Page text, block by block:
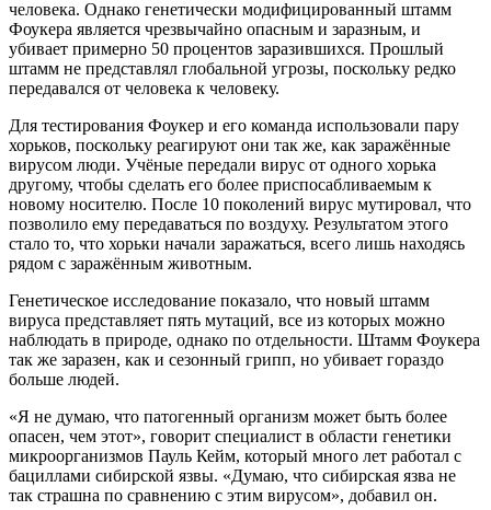
человека. Однако генетически модифицированный штамм
Фоукера является чрезвычайно опасным и заразным, и
убивает примерно 50 процентов заразившихся. Прошлый
штамм не представлял глобальной угрозы, поскольку редко
передавался от человека к человеку.
Для тестирования Фоукер и его команда использовали пару
хорьков, поскольку реагируют они так же, как заражённые
вирусом люди. Учёные передали вирус от одного хорька
другому, чтобы сделать его более приспосабливаемым к
новому носителю. После 10 поколений вирус мутировал, что
позволило ему передаваться по воздуху. Результатом этого
стало то, что хорьки начали заражаться, всего лишь находясь
рядом с заражённым животным.
Генетическое исследование показало, что новый штамм
вируса представляет пять мутаций, все из которых можно
наблюдать в природе, однако по отдельности. Штамм Фоукера
так же заразен, как и сезонный грипп, но убивает гораздо
больше людей.
«Я не думаю, что патогенный организм может быть более
опасен, чем этот», говорит специалист в области генетики
микроорганизмов Пауль Кейм, который много лет работал с
бациллами сибирской язвы. «Думаю, что сибирская язва не
так страшна по сравнению с этим вирусом», добавил он.